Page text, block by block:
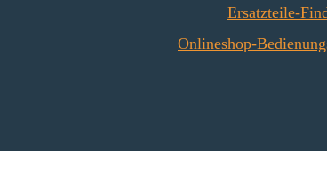
Ersatzteile-
Onlineshop-